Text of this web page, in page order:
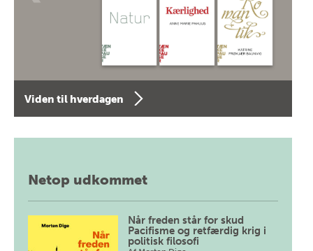
Viden til hverdagen
Netop udkommet
Når freden står for skud
Pacifisme og retfærdig krig i
politisk filosofi